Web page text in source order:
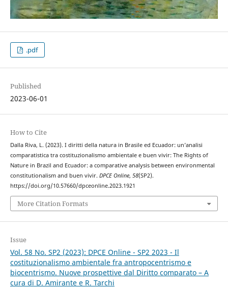
.pdf
Published
2023-06-01
How to Cite
Dalla Riva, L. (2023). I diritti della natura in Brasile ed Ecuador: un’analisi
comparatistica tra costituzionalismo ambientale e buen vivir: The Rights of
Nature in Brazil and Ecuador: a comparative analysis between environmental
constitutionalism and buen vivir. DPCE Online, 58(SP2).
https://doi.org/10.57660/dpceonline.2023.1921
More Citation Formats
Issue
Vol. 58 No. SP2 (2023): DPCE Online - SP2 2023 - Il
costituzionalismo ambientale fra antropocentrismo e
biocentrismo. Nuove prospettive dal Diritto comparato – A
cura di D. Amirante e R. Tarchi